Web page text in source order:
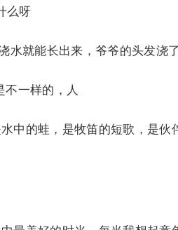
么呀
就能长出来，爷爷的头发浇
一样的，人
的蛙，是牧笛的短歌，是伙